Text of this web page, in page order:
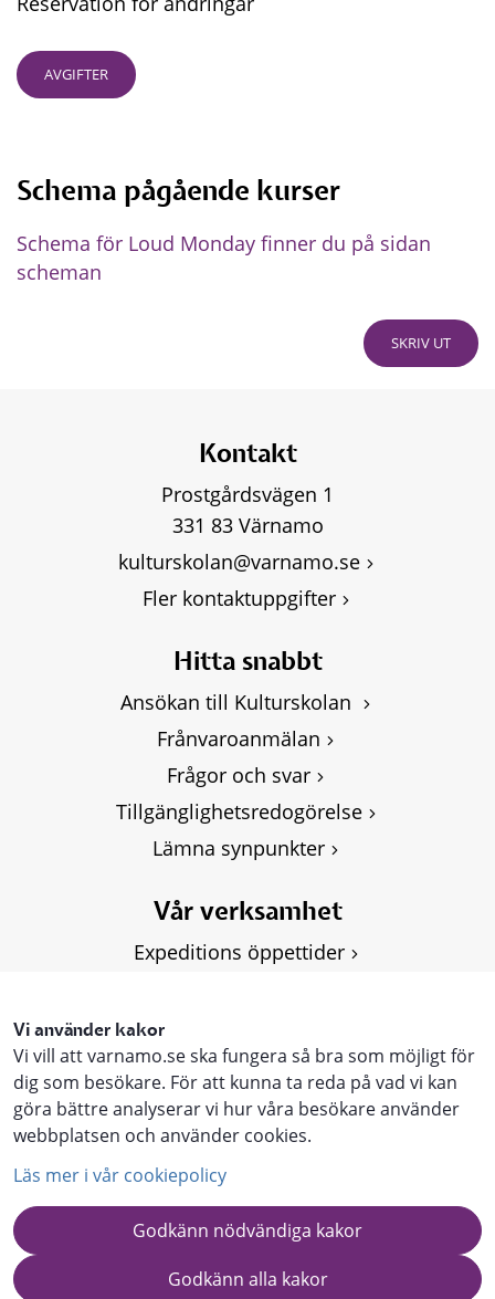
Vi använder kakor
Vi vill att varnamo.se ska fungera så bra som möjligt för
dig som besökare. För att kunna ta reda på vad vi kan
göra bättre analyserar vi hur våra besökare använder
webbplatsen och använder cookies.
Läs mer i vår cookiepolicy
Godkänn nödvändiga kakor
Godkänn alla kakor
AVGIFTER
Schema pågående kurser
Schema för Loud Monday finner du på sidan
scheman
SKRIV UT
Kontakt
Prostgårdsvägen 1
331 83 Värnamo
kulturskolan@varnamo.se
Fler kontaktuppgifter
Hitta snabbt
Ansökan till Kulturskolan
Frånvaroanmälan
Frågor och svar
Tillgänglighetsredogörelse
Lämna synpunkter
Vår verksamhet
Expeditions öppettider
Personuppgifter, GDPR